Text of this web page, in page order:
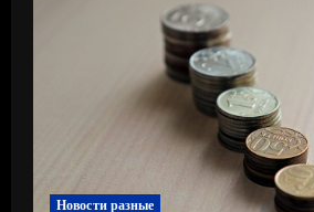
Новости разные